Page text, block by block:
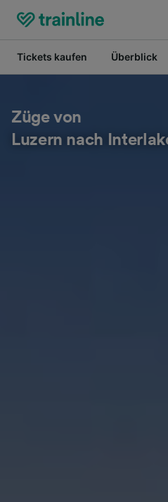
Tickets kaufen Überblick
Züge von
Luzern nach